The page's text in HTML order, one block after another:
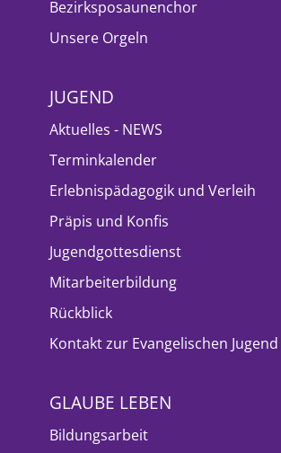
Bezirksposaunenchor
Unsere Orgeln
JUGEND
Aktuelles - NEWS
Terminkalender
Erlebnispädagogik und Verleih
Präpis und Konfis
Jugendgottesdienst
Mitarbeiterbildung
Rückblick
Kontakt zur Evangelischen Jugend
GLAUBE LEBEN
Bildungsarbeit